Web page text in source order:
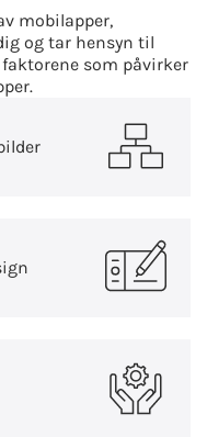
mobilapper,
og tar hensyn til
som påvirker